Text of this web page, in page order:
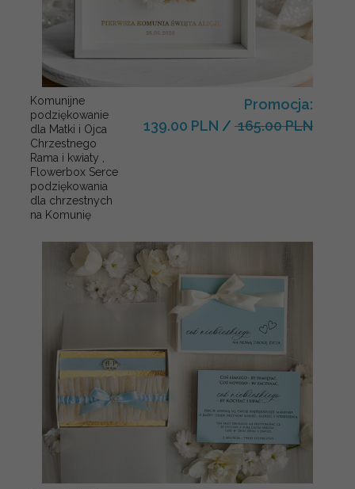
Komunijne
podziękowanie
dla Matki i Ojca
Chrzestnego
Rama i kwiaty ,
Flowerbox Serce
podziękowania
dla chrzestnych
na Komunię
Promocja:
139.00 PLN / 165.00 PLN